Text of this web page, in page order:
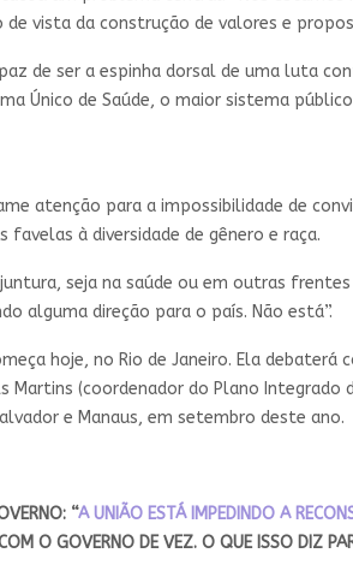
vista da construção de valores e
de ser a espinha dorsal de uma luta
Único de Saúde, o maior sistema
atenção para a impossibilidade de
à diversidade de gênero e raça.
seja na saúde ou em outras
alguma direção para o país. Não está”.
hoje, no Rio de Janeiro. Ela debaterá
Martins (coordenador do Plano Integrado
e Manaus, em setembro deste ano.
“A UNIÃO ESTÁ IMPEDINDO A
O GOVERNO DE VEZ. O QUE ISSO DIZ